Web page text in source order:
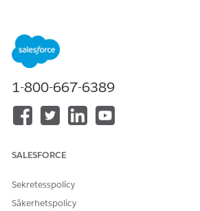
Provisionera åtkomst för
interagera med offentliga
Skapa delningsregler som ger
åtkomst till Omnistudio-innehåll på
upplevelsewebbplatser.
Konfigurera en profil för att ge
1-800-667-6389
SALESFORCE
Sekretesspolicy
Säkerhetspolicy